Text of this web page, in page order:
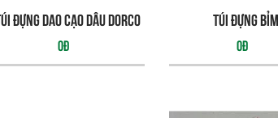
Túi đựng dao cạo dâu Dorco
0đ
Túi đựng bỉm
0đ